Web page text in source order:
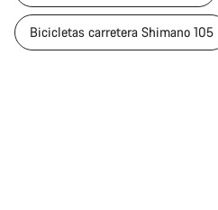
Bicicletas carretera Shimano 105